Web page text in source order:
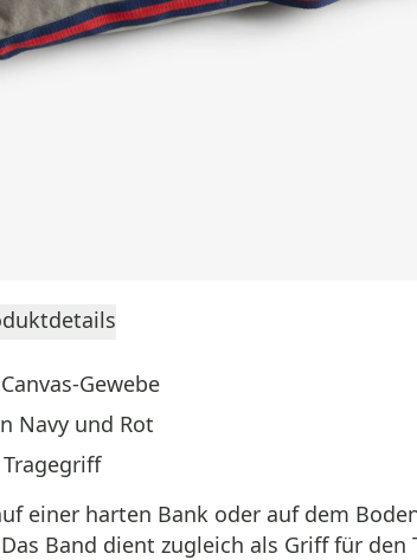
Gewebe
Navy und Rot
einer harten Bank oder auf dem
Band dient zugleich als Griff für